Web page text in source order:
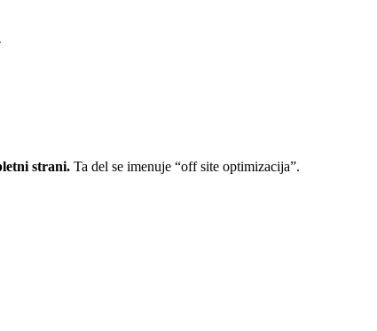
strani. Ta del se imenuje “off site optimizacija”.